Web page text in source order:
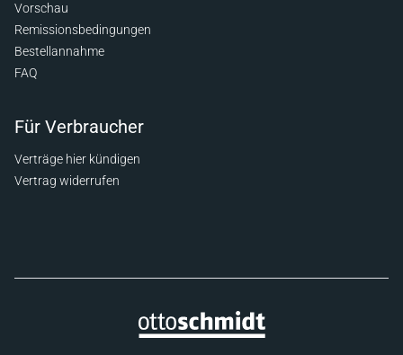
Vorschau
Remissionsbedingungen
Bestellannahme
FAQ
Für Verbraucher
Verträge hier kündigen
Vertrag widerrufen